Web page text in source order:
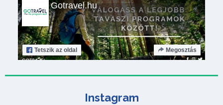
Gotravel.hu
Tetszik az oldal Megosztás
Instagram